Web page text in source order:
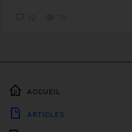
ACCUEIL
ARTICLES